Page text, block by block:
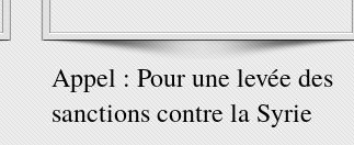
Appel : Pour une levée des
sanctions contre la Syrie